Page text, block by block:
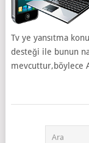
Tv ye yansıtma
desteği ile bunun
mevcuttur,böylece